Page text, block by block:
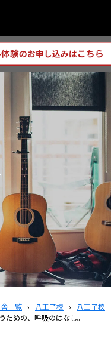
一覧 › 八王子校 ›
八王子校
ための、呼吸のはなし。